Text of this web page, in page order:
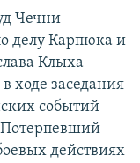
Чечни
делу Карпюка и
Клыха
ходе заседания
событий
действиях